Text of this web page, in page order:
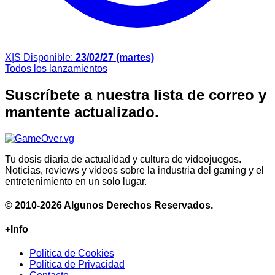
X|S Disponible: 23/02/27 (martes)
Todos los lanzamientos
Suscríbete a nuestra lista de correo y
mantente actualizado.
Tu dosis diaria de actualidad y cultura de videojuegos.
Noticias, reviews y videos sobre la industria del gaming y el
entretenimiento en un solo lugar.
© 2010-2026 Algunos Derechos Reservados.
+Info
Política de Cookies
Política de Privacidad